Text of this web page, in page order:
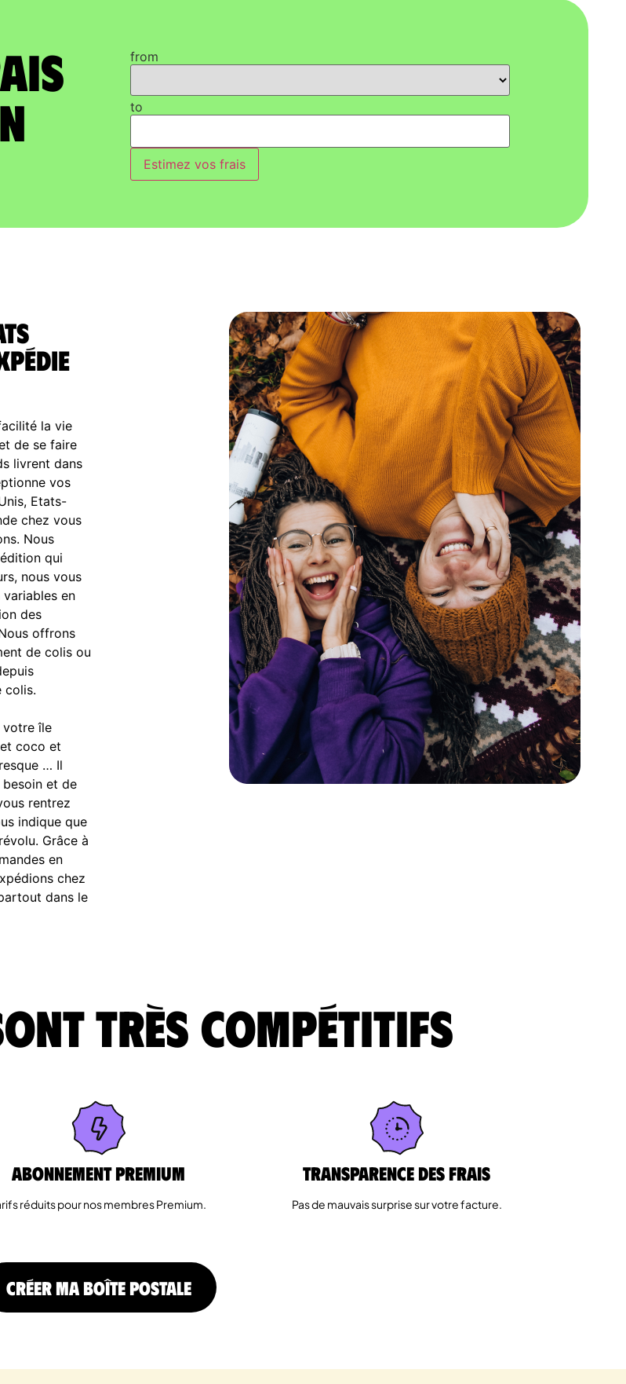
from
to
Estimez vos frais
la vie
de se faire
livrent dans
vos
Etats-
chez vous
Nous
qui
nous vous
en
des
offrons
de colis ou
colis.
votre île
coco et
… Il
et de
rentrez
indique que
Grâce à
en
chez
dans le
très compétitifs
Abonnement Premium
réduits pour nos membres Premium.
Transparence des Frais
Pas de mauvais surprise sur votre facture.
CRÉER MA BOÎTE POSTALE